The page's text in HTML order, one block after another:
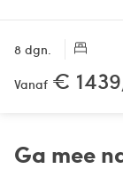
8 dgn.
Vanaf €
Ga mee